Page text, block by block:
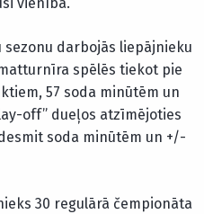
sezonu darbojās liepājnieku
spēlēs tiekot pie
57 soda minūtēm un
off” dueļos atzīmējoties
soda minūtēm un +/-
30 regulārā čempionāta